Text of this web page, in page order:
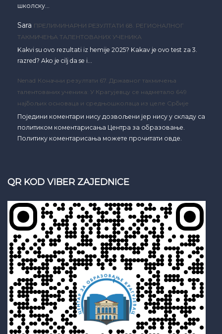
школску…
Sara ПРЕЛИМИНАРНИ РЕЗУЛТАТИ 68. РЕГИОНАЛНОГ
ТАКМИЧЕЊА ТАЛЕНТОВАНИХ УЧЕНИКА
Kakvi su ovo rezultati iz hemije 2025? Kakav je ovo test za 3.
razred? Ako je cilj da se i…
Nenad Коначни резултати 67. Државног такмичења
талентованих ученика: У Крагујевцу се надметало 649
најбољих основаца и средњошколаца из целе Србије
Поједини коментари нису дозвољени јер нису у складу са
политиком коментарисања Центра за образовање.
Политику коментарисања можете прочитати овде.
QR KOD VIBER ZAJEDNICE